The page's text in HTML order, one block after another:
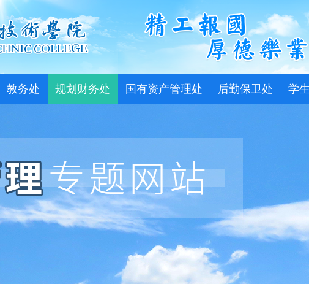
教务处
通知公告
教学运行
教研教改
人才培养
规划财务处
部门动态
国有资产管理处
部门动态
后勤保卫处
部门动态
学